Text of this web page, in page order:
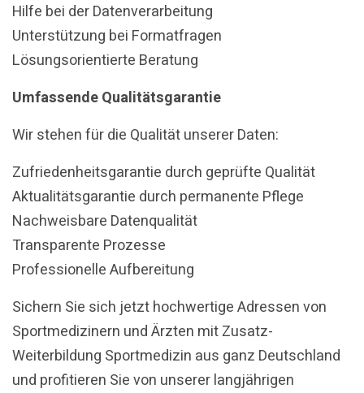
Hilfe bei der Datenverarbeitung
Unterstützung bei Formatfragen
Lösungsorientierte Beratung
Umfassende Qualitätsgarantie
Wir stehen für die Qualität unserer Daten:
Zufriedenheitsgarantie durch geprüfte Qualität
Aktualitätsgarantie durch permanente Pflege
Nachweisbare Datenqualität
Transparente Prozesse
Professionelle Aufbereitung
Sichern Sie sich jetzt hochwertige Adressen von
Sportmedizinern und Ärzten mit Zusatz-
Weiterbildung Sportmedizin aus ganz Deutschland
und profitieren Sie von unserer langjährigen